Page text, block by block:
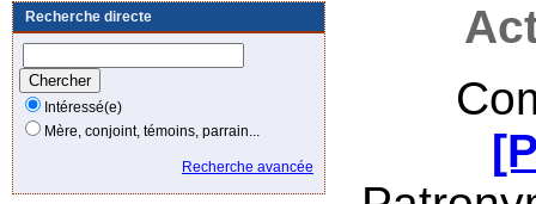
Recherche directe
Intéressé(e)
Mère, conjoint, témoins, parrain...
Recherche avancée